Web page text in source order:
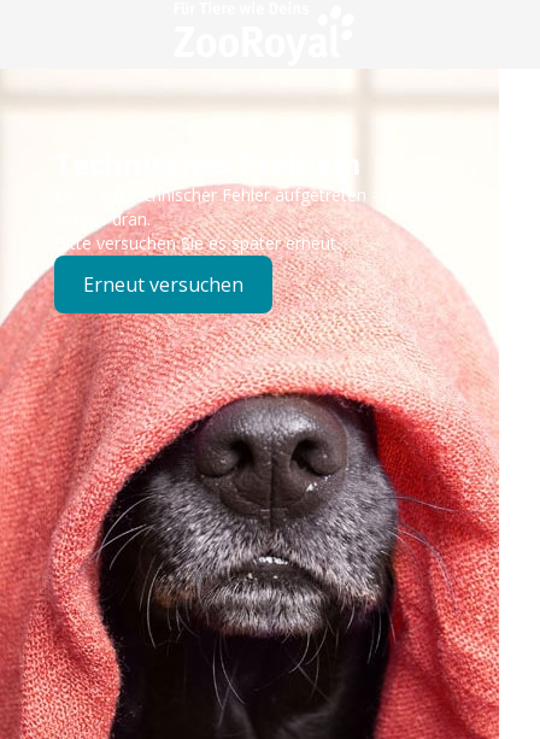
Technisches Problem
Es ist ein technischer Fehler aufgetreten – wir sind
bereits dran.
Bitte versuchen Sie es später erneut.
Erneut versuchen